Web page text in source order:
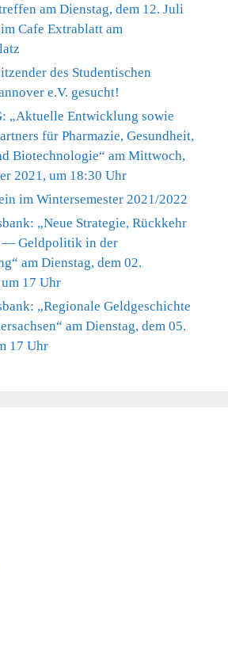
am Dienstag, dem 12. Juli
Cafe Extrablatt am
des Studentischen
e.V. gesucht!
„Aktuelle Entwicklung sowie
für Pharmazie, Gesundheit,
Biotechnologie“ am Mittwoch,
2021, um 18:30 Uhr
im Wintersemester 2021/2022
„Neue Strategie, Rückkehr
— Geldpolitik in der
am Dienstag, dem 02.
17 Uhr
„Regionale Geldgeschichte
am Dienstag, dem 05.
17 Uhr